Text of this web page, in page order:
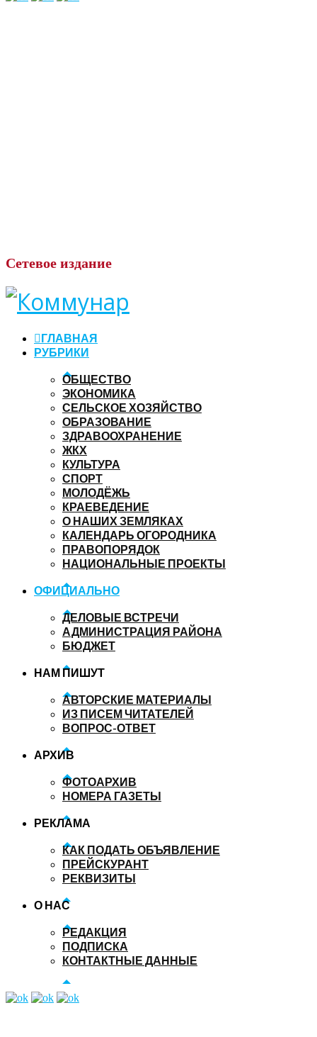
Сетевое издание
ГЛАВНАЯ
РУБРИКИ
ОБЩЕСТВО
ЭКОНОМИКА
СЕЛЬСКОЕ ХОЗЯЙСТВО
ОБРАЗОВАНИЕ
ЗДРАВООХРАНЕНИЕ
ЖКХ
КУЛЬТУРА
СПОРТ
МОЛОДЁЖЬ
КРАЕВЕДЕНИЕ
О НАШИХ ЗЕМЛЯКАХ
КАЛЕНДАРЬ ОГОРОДНИКА
ПРАВОПОРЯДОК
НАЦИОНАЛЬНЫЕ ПРОЕКТЫ
ОФИЦИАЛЬНО
ДЕЛОВЫЕ ВСТРЕЧИ
АДМИНИСТРАЦИЯ РАЙОНА
БЮДЖЕТ
НАМ ПИШУТ
АВТОРСКИЕ МАТЕРИАЛЫ
ИЗ ПИСЕМ ЧИТАТЕЛЕЙ
ВОПРОС-ОТВЕТ
АРХИВ
ФОТОАРХИВ
НОМЕРА ГАЗЕТЫ
РЕКЛАМА
КАК ПОДАТЬ ОБЪЯВЛЕНИЕ
ПРЕЙСКУРАНТ
РЕКВИЗИТЫ
О НАС
РЕДАКЦИЯ
ПОДПИСКА
КОНТАКТНЫЕ ДАННЫЕ